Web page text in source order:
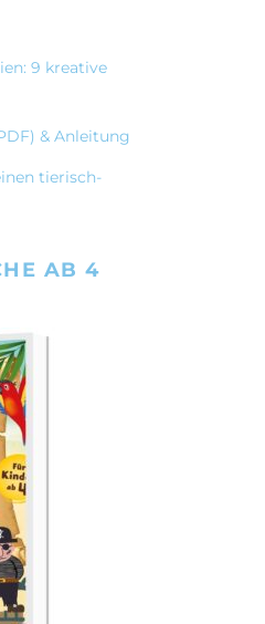
9 kreative
& Anleitung
tierisch-
AB 4